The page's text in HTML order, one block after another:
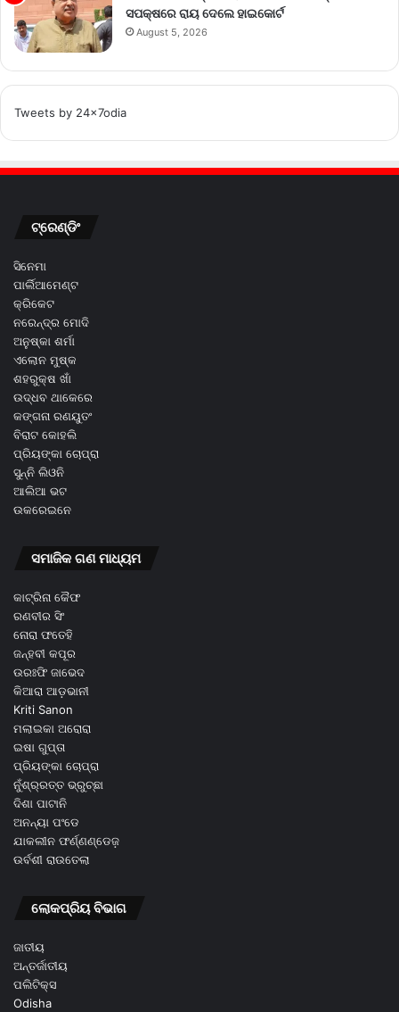
ସପକ୍ଷରେ ରାୟ ଦେଲେ ହାଇକୋର୍ଟ
August 5, 2026
Tweets by 24x7odia
ଟ୍ରେଣ୍ଡିଂ
ସିନେମା
ପାର୍ଲିଆମେଣ୍ଟ
କ୍ରିକେଟ
ନରେନ୍ଦ୍ର ମୋଦି
ଅନୁଷ୍କା ଶର୍ମା
ଏଲୋନ ମୁଷ୍କ
ଶହରୁକ୍ଷ ଖାଁ
ଉଦ୍ଧବ ଥାକେରେ
କଙ୍ଗନା ରଣୟୁତଂ
ବିରାଟ କୋହଲି
ପ୍ରିୟଙ୍କା ଚୋପ୍ରା
ସୁନ୍ନି ଲିଓନି
ଆଲିଆ ଭଟ
ଉକରେଇନେ
ସମାଜିକ ଗଣ ମାଧ୍ୟମ
କାଟ୍ରିନା କୈଫ
ରଣବୀର ସିଂ
ନୋରା ଫତେହି
ଜନ୍ହବୀ କପୂର
ଉରଃଫି ଜାଭେଦ
କିଆରା ଆଡ଼ଭାନୀ
Kriti Sanon
ମଲାଇକା ଅରୋରା
ଇଷା ଗୁପ୍ତା
ପ୍ରିୟଙ୍କା ଚୋପ୍ରା
ନୁଁଶ୍ର୍ରତ୍ତ ଭ୍ରୁଚ୍ଛା
ଦିଶା ପାଟାନି
ଅନନ୍ୟା ପଂଡେ
ଯାକଲୀନ ଫର୍ଣ୍ଣଣ୍ଡେଜ଼
ଉର୍ବଶୀ ରାଉତେଲା
ଲୋକପ୍ରିୟ ବିଭାଗ
ଜାତୀୟ
ଅନ୍ତର୍ଜାତୀୟ
ପଲିଟିକ୍ସ
Odisha